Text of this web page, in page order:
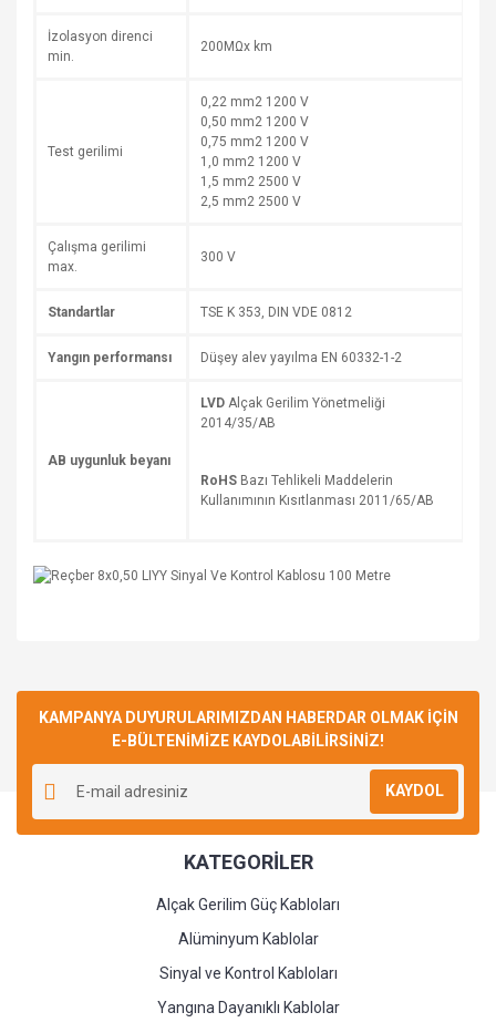
İzolasyon direnci
min.
200MΩx km
Test gerilimi
0,22 mm2 1200 V
0,50 mm2 1200 V
0,75 mm2 1200 V
1,0 mm2 1200 V
1,5 mm2 2500 V
2,5 mm2 2500 V
Çalışma gerilimi
max.
300 V
Standartlar TSE K 353, DIN VDE 0812
Yangın performansı Düşey alev yayılma EN 60332-1-2
AB uygunluk beyanı
LVD Alçak Gerilim Yönetmeliği
2014/35/AB
RoHS Bazı Tehlikeli Maddelerin
Kullanımının Kısıtlanması 2011/65/AB
Yorum Yaz
KAMPANYA DUYURULARIMIZDAN HABERDAR OLMAK İÇİN
E-BÜLTENİMİZE KAYDOLABİLİRSİNİZ!
KAYDOL
KATEGORİLER
Alçak Gerilim Güç Kabloları
Alüminyum Kablolar
Sinyal ve Kontrol Kabloları
Yangına Dayanıklı Kablolar